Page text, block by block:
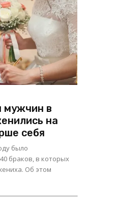
мужчин в
на
себя
было
браков, в которых
Об этом